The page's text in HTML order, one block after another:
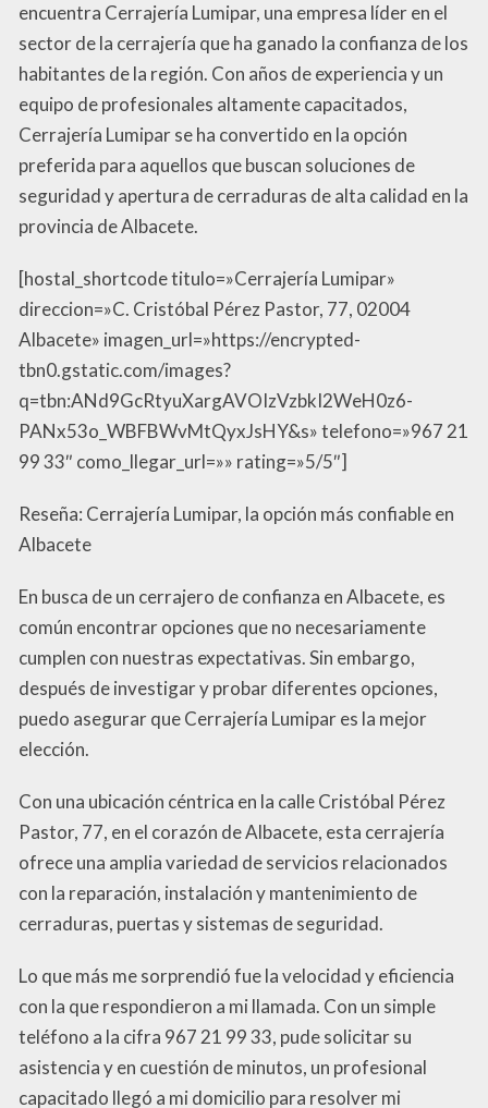
encuentra Cerrajería Lumipar, una empresa líder en el
sector de la cerrajería que ha ganado la confianza de los
habitantes de la región. Con años de experiencia y un
equipo de profesionales altamente capacitados,
Cerrajería Lumipar se ha convertido en la opción
preferida para aquellos que buscan soluciones de
seguridad y apertura de cerraduras de alta calidad en la
provincia de Albacete.
[hostal_shortcode titulo=»Cerrajería Lumipar»
direccion=»C. Cristóbal Pérez Pastor, 77, 02004
Albacete» imagen_url=»https://encrypted-
tbn0.gstatic.com/images?
q=tbn:ANd9GcRtyuXargAVOIzVzbkI2WeH0z6-
PANx53o_WBFBWvMtQyxJsHY&s» telefono=»967 21
99 33″ como_llegar_url=»» rating=»5/5″]
Reseña: Cerrajería Lumipar, la opción más confiable en
Albacete
En busca de un cerrajero de confianza en Albacete, es
común encontrar opciones que no necesariamente
cumplen con nuestras expectativas. Sin embargo,
después de investigar y probar diferentes opciones,
puedo asegurar que Cerrajería Lumipar es la mejor
elección.
Con una ubicación céntrica en la calle Cristóbal Pérez
Pastor, 77, en el corazón de Albacete, esta cerrajería
ofrece una amplia variedad de servicios relacionados
con la reparación, instalación y mantenimiento de
cerraduras, puertas y sistemas de seguridad.
Lo que más me sorprendió fue la velocidad y eficiencia
con la que respondieron a mi llamada. Con un simple
teléfono a la cifra 967 21 99 33, pude solicitar su
asistencia y en cuestión de minutos, un profesional
capacitado llegó a mi domicilio para resolver mi